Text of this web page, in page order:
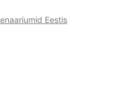
Eestis